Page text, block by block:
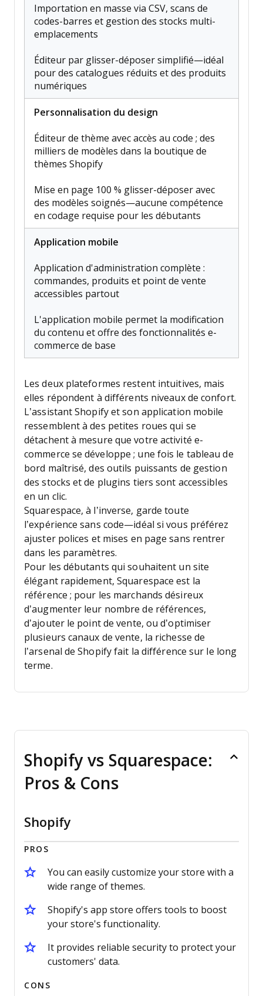
Importation en masse via CSV, scans de
codes-barres et gestion des stocks multi-
emplacements
Éditeur par glisser-déposer simplifié—idéal
pour des catalogues réduits et des produits
numériques
Personnalisation du design
Éditeur de thème avec accès au code ; des
milliers de modèles dans la boutique de
thèmes Shopify
Mise en page 100 % glisser-déposer avec
des modèles soignés—aucune compétence
en codage requise pour les débutants
Application mobile
Application d'administration complète :
commandes, produits et point de vente
accessibles partout
L'application mobile permet la modification
du contenu et offre des fonctionnalités e-
commerce de base
Les deux plateformes restent intuitives, mais
elles répondent à différents niveaux de confort.
L’assistant Shopify et son application mobile
ressemblent à des petites roues qui se
détachent à mesure que votre activité e-
commerce se développe ; une fois le tableau de
bord maîtrisé, des outils puissants de gestion
des stocks et de plugins tiers sont accessibles
en un clic.
Squarespace, à l’inverse, garde toute
l’expérience sans code—idéal si vous préférez
ajuster polices et mises en page sans rentrer
dans les paramètres.
Pour les débutants qui souhaitent un site
élégant rapidement, Squarespace est la
référence ; pour les marchands désireux
d’augmenter leur nombre de références,
d’ajouter le point de vente, ou d’optimiser
plusieurs canaux de vente, la richesse de
l’arsenal de Shopify fait la différence sur le long
terme.
Shopify vs Squarespace:
Pros & Cons
Shopify
PROS
You can easily customize your store with a
wide range of themes.
Shopify's app store offers tools to boost
your store's functionality.
It provides reliable security to protect your
customers' data.
CONS